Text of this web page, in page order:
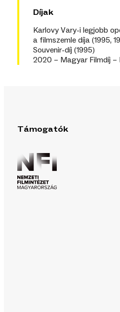
Díjak
Karlovy Vary-i legjobb
a filmszemle díja (1995,
Souvenir-díj (1995)
2020 – Magyar Filmdíj
Támogatók